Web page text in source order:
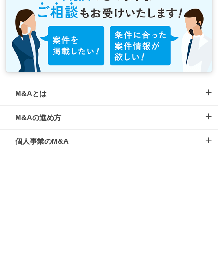
M&Aとは
M&Aの進め方
個人事業のM&A